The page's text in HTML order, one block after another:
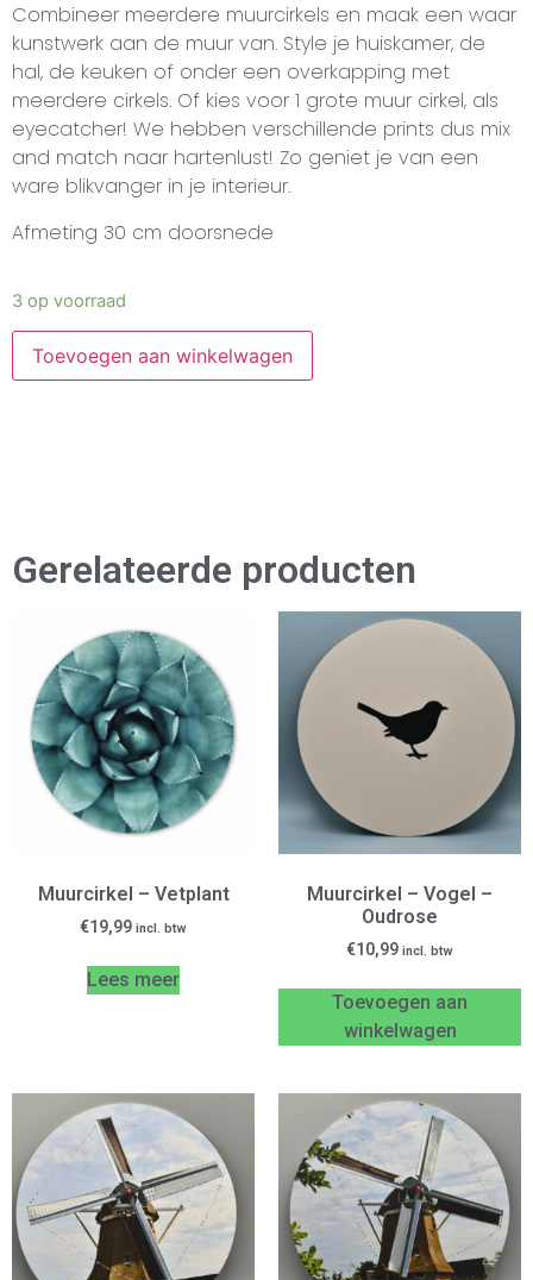
Combineer meerdere muurcirkels en maak een waar
kunstwerk aan de muur van. Style je huiskamer, de
hal, de keuken of onder een overkapping met
meerdere cirkels. Of kies voor 1 grote muur cirkel, als
eyecatcher! We hebben verschillende prints dus mix
and match naar hartenlust! Zo geniet je van een
ware blikvanger in je interieur.
Afmeting 30 cm doorsnede
3 op voorraad
Toevoegen aan winkelwagen
Gerelateerde producten
Muurcirkel – Vetplant
€19,99 incl. btw
Lees meer
Muurcirkel – Vogel –
Oudrose
€10,99 incl. btw
Toevoegen aan
winkelwagen